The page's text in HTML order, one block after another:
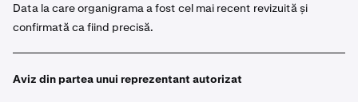
Data la care organigrama a fost cel mai recent revizuită și
confirmată ca fiind precisă.
Aviz din partea unui reprezentant autorizat